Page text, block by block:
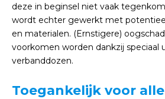
deze in beginsel niet vaak
wordt echter gewerkt met
en materialen. (Ernstigere)
voorkomen worden dankzij speciaal
verbanddozen.
Toegankelijk voor alle